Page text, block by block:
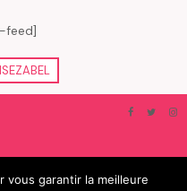
feed]
BLOGROLL
vous garantir la meilleure